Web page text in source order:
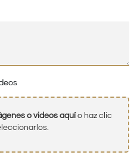
o videos aquío haz clic